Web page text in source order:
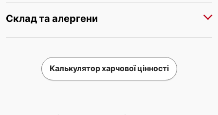
Склад та алергени
Калькулятор харчової цінності